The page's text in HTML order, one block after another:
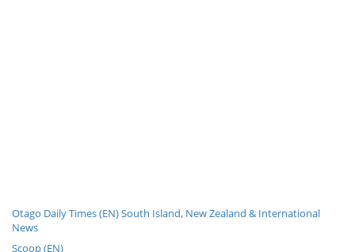
Otago Daily Times (EN) South Island, New Zealand & International
News
Scoop (EN)